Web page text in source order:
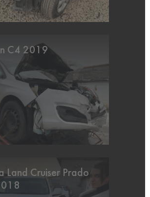
C4 2019
Land Cruiser Prado